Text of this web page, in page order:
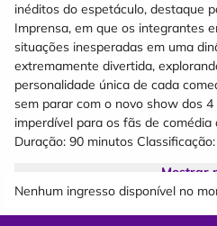
inéditos do espetáculo, destaque
Imprensa, em que os integrantes
situações inesperadas em uma
extremamente divertida,
personalidade única de cada
sem parar com o novo show dos
imperdível para os fãs de comédia
Duração: 90 minutos
INGRESSO SOLIDÁRIO: O
beneficente. Você apresenta seu
Mostrar
Nenhum ingresso disponível no